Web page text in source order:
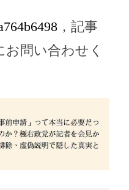
，記事
問い合わせく